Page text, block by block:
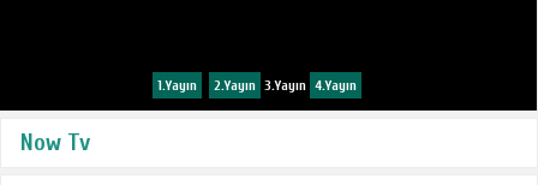
1.Yayın 2.Yayın 3.Yayın 4.Yayın
Now Tv